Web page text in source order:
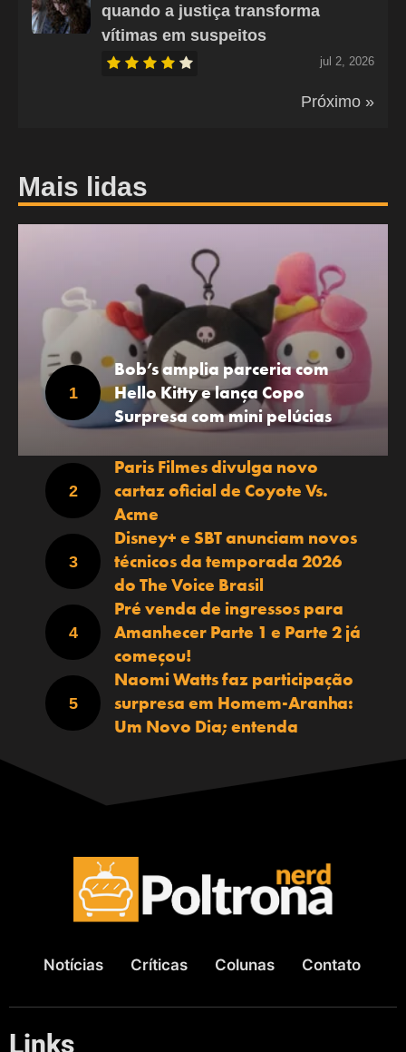
quando a justiça transforma
vítimas em suspeitos
jul 2, 2026
Próximo »
Mais lidas
Bob’s amplia parceria com
Hello Kitty e lança Copo
Surpresa com mini pelúcias
Paris Filmes divulga novo
cartaz oficial de Coyote Vs.
Acme
Disney+ e SBT anunciam novos
técnicos da temporada 2026
do The Voice Brasil
Pré venda de ingressos para
Amanhecer Parte 1 e Parte 2 já
começou!
Naomi Watts faz participação
surpresa em Homem-Aranha:
Um Novo Dia; entenda
Notícias Críticas Colunas Contato
Links